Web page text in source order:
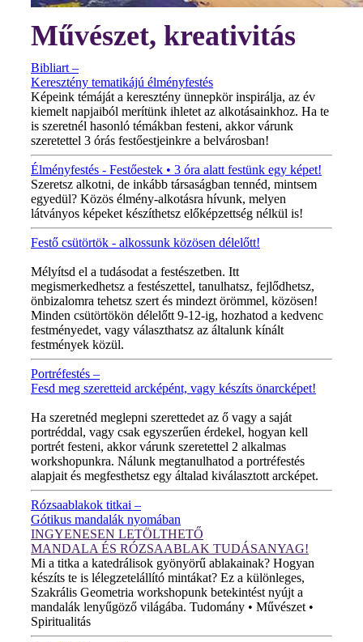
Művészet, kreativitás
Bibliart –
Keresztény tematikájú élményfestés
Képeink témáját a keresztény ünnepkör inspirálja, az év
kiemelt napjaiból merítünk ihletet az alkotásainkhoz. Ha te
is szeretnél hasonló témákban festeni, akkor várunk
szeretettel 3 órás festőestjeinkre a belvárosban!
Élményfestés - Festőestek • 3 óra alatt festünk egy képet!
Szeretsz alkotni, de inkább társaságban tennéd, mintsem
egyedül? Közös élmény-alkotásra hívunk, melyen
látványos képeket készíthetsz előképzettség nélkül is!
Festő csütörtök - alkossunk közösen délelőtt!
Mélyítsd el a tudásodat a festészetben. Itt
megismerkedhetsz a festészettel, tanulhatsz, fejlődhetsz,
önbizalomra tehetsz szert és mindezt örömmel, közösen!
Minden csütörtökön délelőtt 9-12-ig, hozhatod a kedvenc
festményedet, vagy választhatsz az általunk kínált
festmények közül.
Portréfestés –
Fesd meg szeretteid arcképént, vagy készíts önarcképet!
Ha szeretnéd meglepni szerettedet az ő vagy a saját
portréddal, vagy csak egyszerűen érdekel, hogyan kell
portrét festeni, akkor várunk szeretettel 2 alkalmas
workshopunkra. Nálunk megtanulhatod a portréfestés
alapjait és megfesthetsz egy általad kiválasztott arcképet.
Rózsaablakok titkai –
Gótikus mandalák nyomában
INGYENESEN LETÖLTHETŐ
MANDALA ÉS RÓZSAABLAK TUDÁSANYAG!
Mi a titka a katedrálisok gyönyörű ablakainak? Hogyan
készíts te is lélegzetelállító mintákat? Ez a különleges,
Szakrális Geometria workshopunk betekintést nyújt a
mandalák lenyűgöző világába. Tudomány • Művészet •
Spiritualitás